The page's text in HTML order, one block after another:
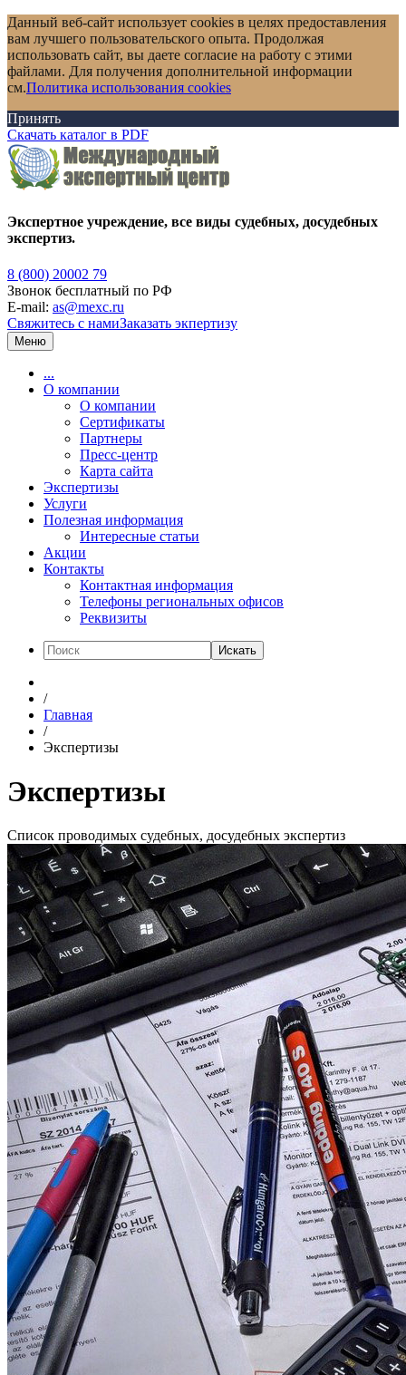
Данный веб-сайт использует cookies в целях предоставления
вам лучшего пользовательского опыта. Продолжая
использовать сайт, вы даете согласие на работу с этими
файлами. Для получения дополнительной информации
см.Политика использования cookies
Принять
Скачать каталог в PDF
Экспертное учреждение, все виды судебных, досудебных
экспертиз.
8 (800) 20002 79
Звонок бесплатный по РФ
E-mail: as@mexc.ru
Свяжитесь с намиЗаказать экпертизу
Меню
...
О компании
О компании
Сертификаты
Партнеры
Пресс-центр
Карта сайта
Экспертизы
Услуги
Полезная информация
Интересные статьи
Акции
Контакты
Контактная информация
Телефоны региональных офисов
Реквизиты
Искать
/
Главная
/
Экспертизы
Экспертизы
Список проводимых судебных, досудебных экспертиз